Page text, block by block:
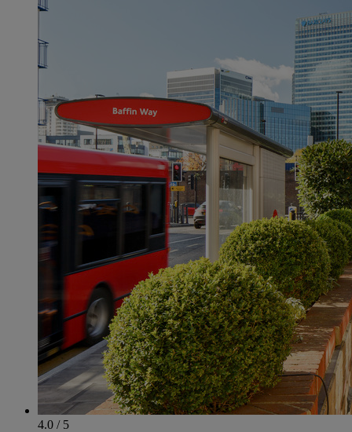
4.0 / 5